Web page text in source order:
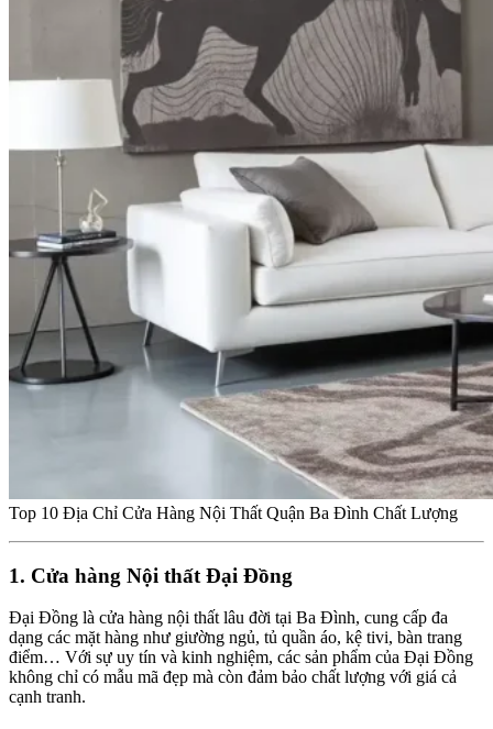
Top 10 Địa Chỉ Cửa Hàng Nội Thất Quận Ba Đình Chất Lượng
1. Cửa hàng Nội thất Đại Đồng
Đại Đồng là cửa hàng nội thất lâu đời tại Ba Đình, cung cấp đa
dạng các mặt hàng như giường ngủ, tủ quần áo, kệ tivi, bàn trang
điểm… Với sự uy tín và kinh nghiệm, các sản phẩm của Đại Đồng
không chỉ có mẫu mã đẹp mà còn đảm bảo chất lượng với giá cả
cạnh tranh.